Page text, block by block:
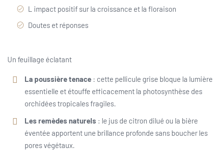
L impact positif sur la croissance et la floraison
Doutes et réponses
Un feuillage éclatant
La poussière tenace : cette pellicule grise bloque la lumière
essentielle et étouffe efficacement la photosynthèse des
orchidées tropicales fragiles.
Les remèdes naturels : le jus de citron dilué ou la bière
éventée apportent une brillance profonde sans boucher les
pores végétaux.